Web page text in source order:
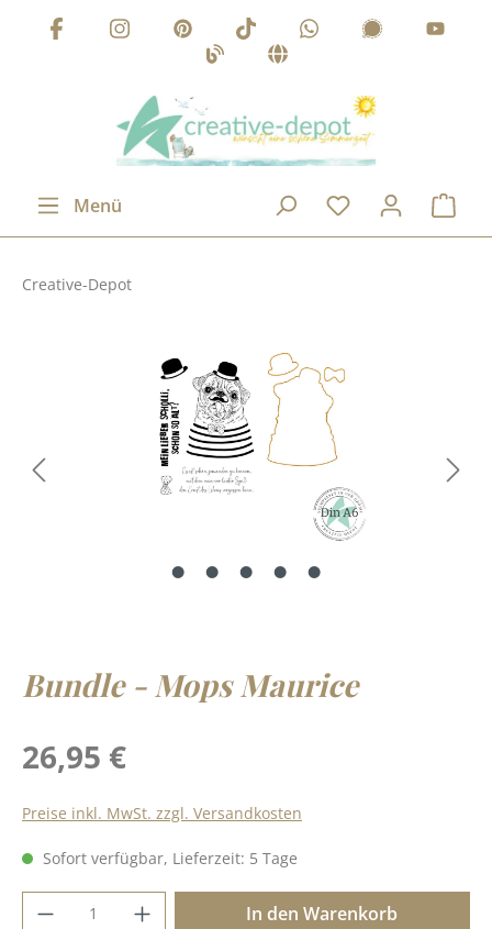
Zum Hauptinhalt springen
Menü
Creative-Depot
Bundle - Mops Maurice
Regulärer Preis:
26,95 €
Preise inkl. MwSt. zzgl. Versandkosten
Sofort verfügbar, Lieferzeit: 5 Tage
Produkt Anzahl: Gib den gewünschten
In den Warenkorb